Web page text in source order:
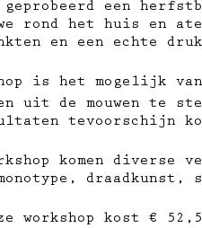
geprobeerd een
rond het huis en
en een echte
is het mogelijk
uit de mouwen te
tevoorschijn
komen diverse
draadkunst,
workshop kost €